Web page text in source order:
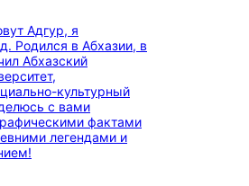
Адгур, я
Родился в Абхазии, в
Абхазский
культурный
с вами
фактами
легендами и